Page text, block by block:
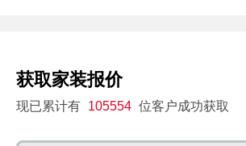
获取家装报价
现已累计有 105554 位客户成功获取